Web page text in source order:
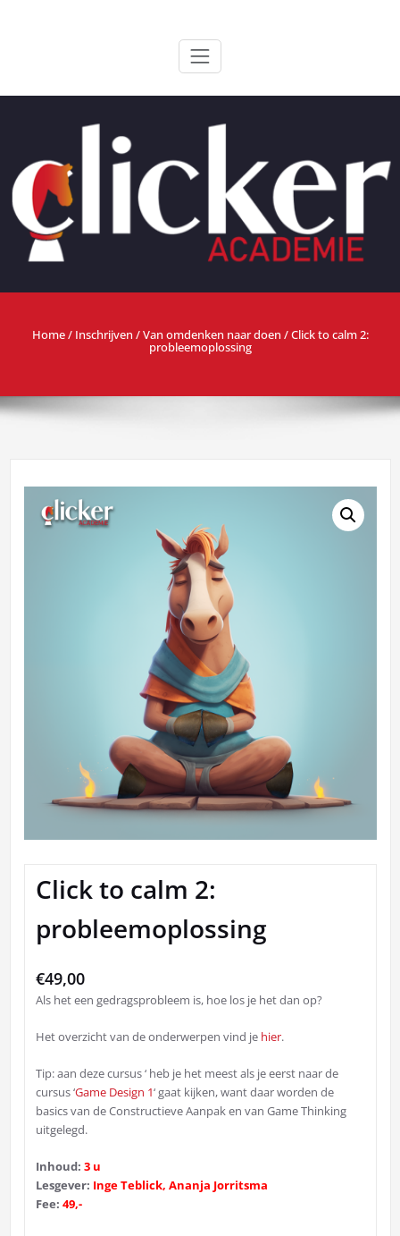
ClickerAcademie
Home/ Inschrijven /Van omdenken naar doen / Click to calm 2:
probleemoplossing
Click to calm 2:
probleemoplossing
€49,00
Als het een gedragsprobleem is, hoe los je het dan op?
Het overzicht van de onderwerpen vind je hier.
Tip: aan deze cursus ‘ heb je het meest als je eerst naar de
cursus ‘Game Design 1‘ gaat kijken, want daar worden de
basics van de Constructieve Aanpak en van Game Thinking
uitgelegd.
Inhoud:3 u
Lesgever: Inge Teblick, Ananja Jorritsma
Fee:49,-